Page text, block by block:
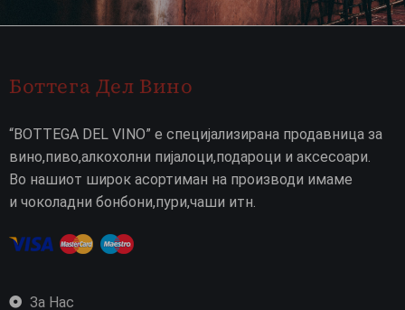
Боттега Дел Вино
“BOTTEGA DEL VINO” е специјализирана продавница за
вино,пиво,алкохолни пијалоци,подароци и аксесоари.
Во нашиот широк асортиман на производи имаме
и чоколадни бонбони,пури,чаши итн.
За Нас